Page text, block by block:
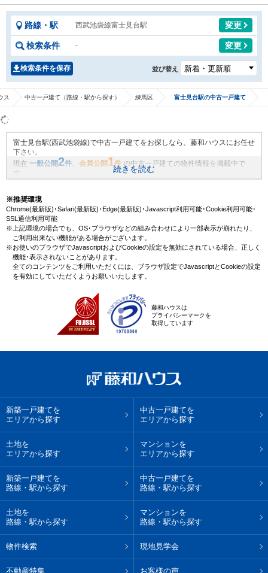
路線・駅 西武池袋線富士見台駅 変更
検索条件 - 変更
検索条件を保存 並び替え
ス 中古一戸建て（路線・駅から探す） 練馬区 富士見台駅の中古一戸建て
富士見台駅(西武池袋線)で中古一戸建てをお探しなら、藤和ハウスにお任せ
下さい。
現在 一般公開2件 会員公開1件 の中古一戸建ての物件情報を掲載中で
す。
藤和ハウスは地域密着・創業51年、これまでの膨大なお取引により、富士
ます。藤和ハウスで理想の中古一戸建て・マイホームを見つけませんか？
続きを読む
※推奨環境
Chrome(最新版)･Safari(最新版)･Edge(最新版)･Javascript利用可能･Cookie利用可能･
SSL通信利用可能
※上記環境の場合でも、OS･ブラウザなどの組み合わせにより一部表示が崩れたり、
ご利用出来ない機能がある場合がございます。
※お使いのブラウザでJavascriptおよびCookieの設定を無効にされている場合、正しく
機能･表示されないことがあります。
全てのコンテンツをご利用いただくには、ブラウザ設定でJavascriptとCookieの設定
を有効にしていただくようお願いいたします。
藤和ハウスは
プライバシーマークを
取得しています
新築一戸建てを
エリアから探す
中古一戸建てを
エリアから探す
土地を
エリアから探す
マンションを
エリアから探す
新築一戸建てを
路線・駅から探す
中古一戸建てを
路線・駅から探す
土地を
路線・駅から探す
マンションを
路線・駅から探す
物件検索 現地見学会
不動産特集 お客様の声